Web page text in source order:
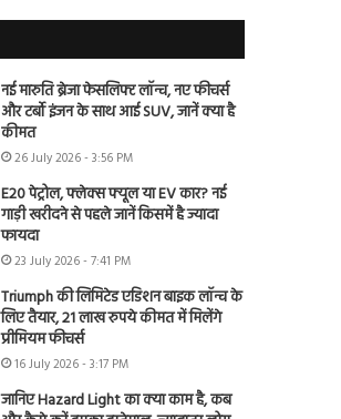
नई मारुति ब्रेजा फेसलिफ्ट लॉन्च, नए फीचर्स
और टर्बो इंजन के साथ आई SUV, जानें क्या है
कीमत
26 July 2026 - 3:56 PM
E20 पेट्रोल, फ्लेक्स फ्यूल या EV कार? नई
गाड़ी खरीदने से पहले जानें किसमें है ज्यादा
फायदा
23 July 2026 - 7:41 PM
Triumph की लिमिटेड एडिशन बाइक लॉन्च के
लिए तैयार, 21 लाख रुपये कीमत में मिलेंगे
प्रीमियम फीचर्स
16 July 2026 - 3:17 PM
जानिए Hazard Light का क्या काम है, कब